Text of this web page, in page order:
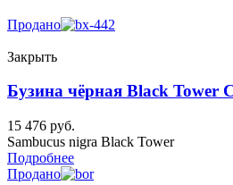
Продано
Закрыть
Бузина чёрная Black Tower
15 476 руб.
Sambucus nigra Black Tower
Подробнее
Продано